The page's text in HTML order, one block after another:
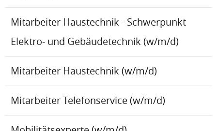
Mitarbeiter Haustechnik - Schwerpunkt
Elektro- und Gebäudetechnik (w/m/d)
Mitarbeiter Haustechnik (w/m/d)
Mitarbeiter Telefonservice (w/m/d)